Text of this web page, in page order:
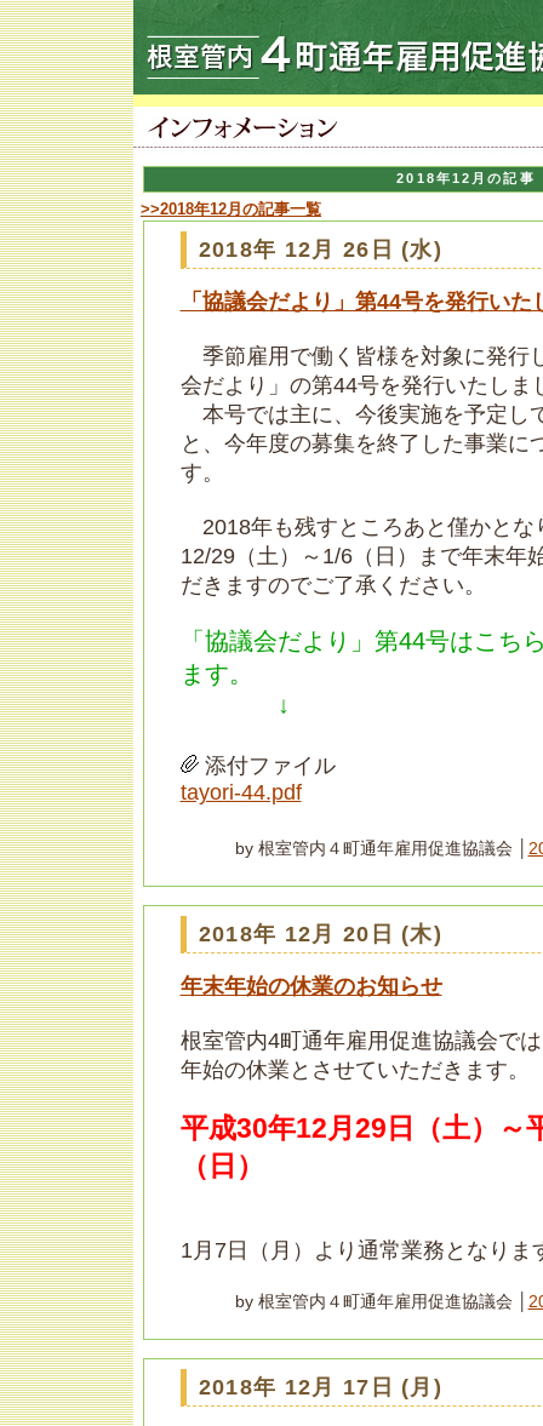
2018年12月の記事
>>2018年12月の記事一覧
2018年 12月 26日 (水)
「協議会だより」第44号を発行いた
季節雇用で働く皆様を対象に発行
会だより」の第44号を発行いたしま
本号では主に、今後実施を予定し
と、今年度の募集を終了した事業に
す。
2018年も残すところあと僅かとな
12/29（土）～1/6（日）まで年末年
だきますのでご了承ください。
「協議会だより」第44号はこち
ます。
↓
添付ファイル
tayori-44.pdf
by 根室管内４町通年雇用促進協議会 │
2018年 12月 20日 (木)
年末年始の休業のお知らせ
根室管内4町通年雇用促進協議会で
年始の休業とさせていただきます。
平成30年12月29日（土）～
（日）
1月7日（月）より通常業務となりま
by 根室管内４町通年雇用促進協議会 │
2018年 12月 17日 (月)